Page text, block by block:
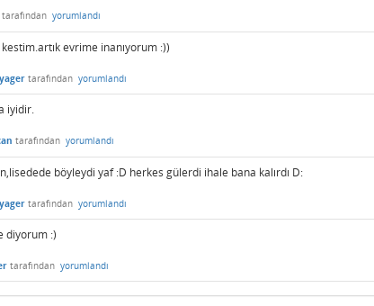
tarafından yorumlandı
evrime inanıyorum :))
tarafından yorumlandı
iyidir.
tarafından yorumlandı
böyleydi yaf :D herkes gülerdi ihale bana kalırdı D:
tarafından yorumlandı
diyorum :)
tarafından yorumlandı